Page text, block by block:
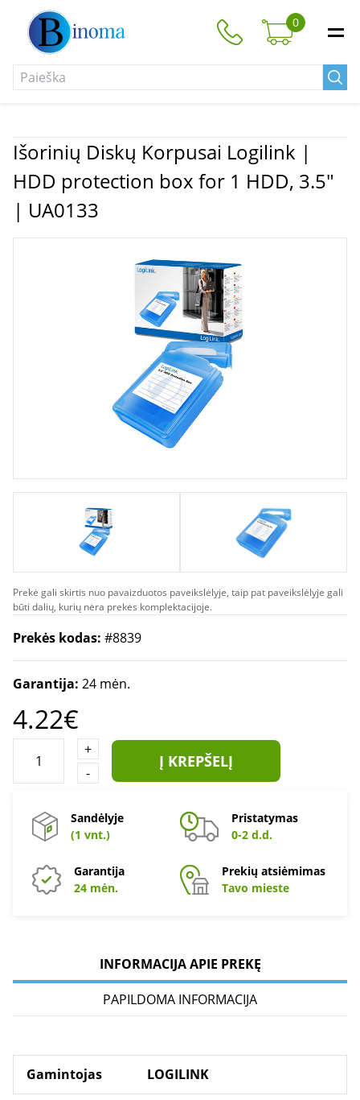
0
Išorinių Diskų Korpusai Logilink |
HDD protection box for 1 HDD, 3.5"
| UA0133
Prekė gali skirtis nuo pavaizduotos paveikslėlyje, taip pat paveikslėlyje gali
būti dalių, kurių nėra prekės komplektacijoje.
Prekės kodas: #8839
Garantija: 24 mėn.
4.22€
+
-
Į KREPŠELĮ
Sandėlyje
(1 vnt.)
Pristatymas
0-2 d.d.
Garantija
24 mėn.
Prekių atsiėmimas
Tavo mieste
INFORMACIJA APIE PREKĘ
PAPILDOMA INFORMACIJA
Gamintojas LOGILINK